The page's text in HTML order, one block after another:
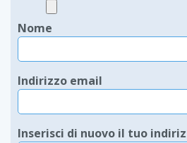
Nome
Indirizzo email
Inserisci di nuovo il tuo